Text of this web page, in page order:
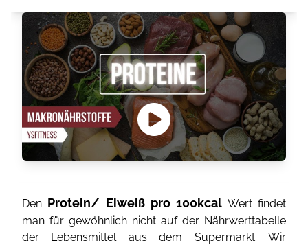
Den Protein/ Eiweiß pro 100kcal Wert findet
man für gewöhnlich nicht auf der Nährwerttabelle
der Lebensmittel aus dem Supermarkt. Wir